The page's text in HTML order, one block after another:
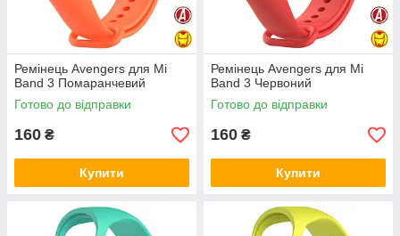
Ремінець Avengers для Mi
Band 3 Помаранчевий
Готово до відправки
160 ₴
Купити
Ремінець Avengers для Mi
Band 3 Червоний
Готово до відправки
160 ₴
Купити